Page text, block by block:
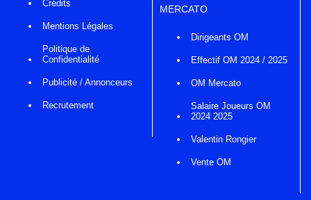
Crédits
Mentions Légales
Politique de
Confidentialité
Publicité / Annonceurs
Recrutement
MERCATO
Dirigeants OM
Effectif OM 2024 / 2025
OM Mercato
Salaire Joueurs OM
2024 2025
Valentin Rongier
Vente OM